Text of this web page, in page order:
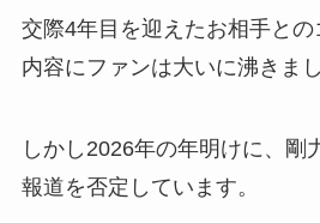
しない理由
収に破
年収や仕事
交際4年目を迎えたお相手との
内容にファンは大いに沸きま
しかし2026年の年明けに、剛
報道を否定しています。